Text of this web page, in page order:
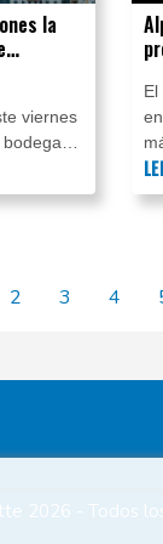
la
viernes
del
2 3 4
2026 - Todos